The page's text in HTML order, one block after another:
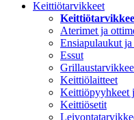
Keittiötarvikkeet
Aterimet ja
Ensiapulaukut
Essut
Keittiölaitteet
Keittiöpyyhkeet
Keittiösetit